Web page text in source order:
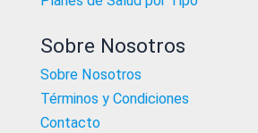
Sobre Nosotros
Sobre Nosotros
Términos y Condiciones
Contacto